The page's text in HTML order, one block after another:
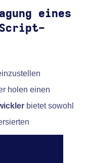
eines
holen einen
bietet sowohl